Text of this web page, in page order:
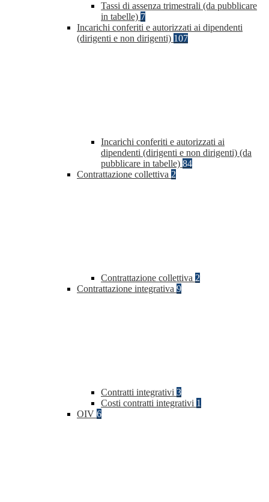
Tassi di assenza trimestrali (da pubblicare
in tabelle) 7
Incarichi conferiti e autorizzati ai dipendenti
(dirigenti e non dirigenti) 107
Incarichi conferiti e autorizzati ai
dipendenti (dirigenti e non dirigenti) (da
pubblicare in tabelle) 84
Contrattazione collettiva 2
Contrattazione collettiva 2
Contrattazione integrativa 9
Contratti integrativi 3
Costi contratti integrativi 1
OIV 6